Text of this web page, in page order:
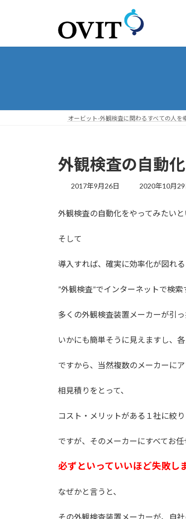
プ
動
オービット-外観検査に関わるすべての人を
外観検査の自動
2017年9月26日
最
新
2020年10月29
外観検査の自動化をやってみたいと
そして
導入すれば、確実に効率化が図れる
”外観検査”でインターネットで検索
多くの外観検査装置メーカーが引っ
いかにも簡単そうに見えますし、
ですから、当然複数のメーカーにア
相見積りをとって、
コスト・メリットがある１社に絞り
ですが、そのメーカーにすべてお任
必ずといっていいほど失敗し
なぜかと言うと、
その外観検査装置メーカーが、自